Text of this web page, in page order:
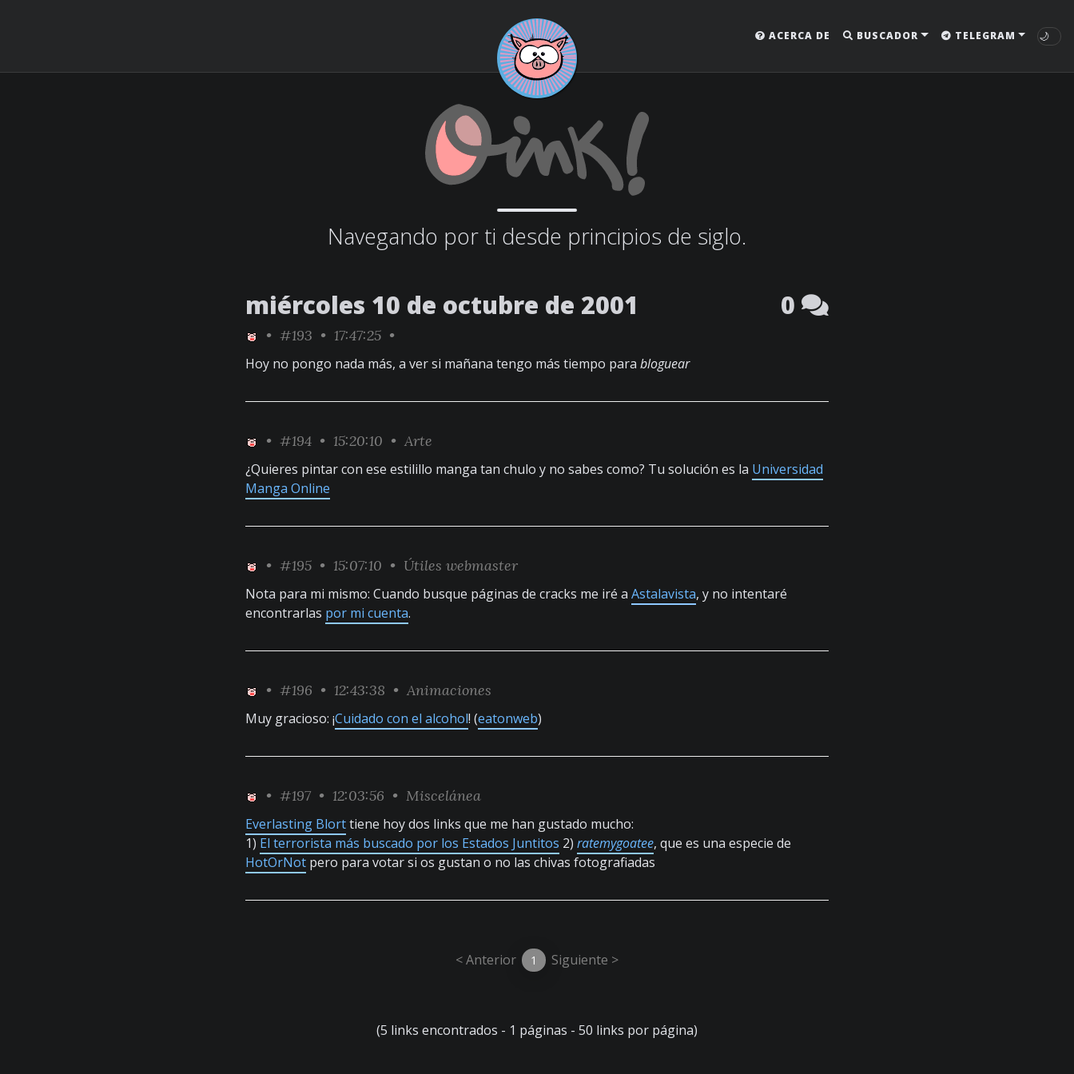
ACERCA DE BUSCADOR TELEGRAM 🌙
Navegando por ti desde principios de siglo.
miércoles 10 de octubre de 2001 0
• #193 • 17:47:25 •
Hoy no pongo nada más, a ver si mañana tengo más tiempo para bloguear
• #194 • 15:20:10 • Arte
¿Quieres pintar con ese estilillo manga tan chulo y no sabes como? Tu solución es la Universidad
Manga Online
• #195 • 15:07:10 • Útiles webmaster
Nota para mi mismo: Cuando busque páginas de cracks me iré a Astalavista, y no intentaré
encontrarlas por mi cuenta.
• #196 • 12:43:38 • Animaciones
Muy gracioso: ¡Cuidado con el alcohol! (eatonweb)
• #197 • 12:03:56 • Miscelánea
Everlasting Blorttiene hoy dos links que me han gustado mucho:
1) El terrorista más buscado por los Estados Juntitos 2) ratemygoatee, que es una especie de
HotOrNot pero para votar si os gustan o no las chivas fotografiadas
< Anterior 1 Siguiente >
(5 links encontrados - 1 páginas - 50 links por página)